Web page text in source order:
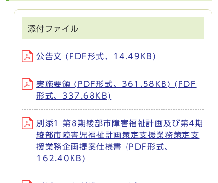
添付ファイル
公告文 (PDF形式、14.49KB)
実施要領 (PDF形式、361.58KB) (PDF
形式、337.68KB)
別添1 第8期綾部市障害福祉計画及び第4期
綾部市障害児福祉計画策定支援業務策定支
援業務企画提案仕様書 (PDF形式、
162.40KB)